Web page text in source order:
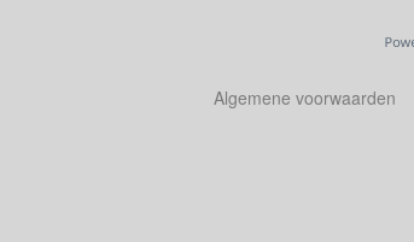
Algemene voorwaarden